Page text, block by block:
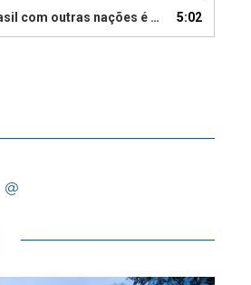
1. Comparar o Brasil com outras nações é uma visão limitada sobre o que nós somos. 5:02